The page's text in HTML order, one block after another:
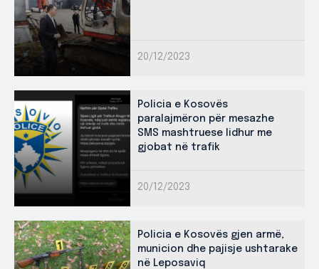
20/12/2023
Policia e Kosovës
paralajmëron për mesazhe
SMS mashtruese lidhur me
gjobat në trafik
20/12/2023
Policia e Kosovës gjen armë,
municion dhe pajisje ushtarake
në Leposaviq